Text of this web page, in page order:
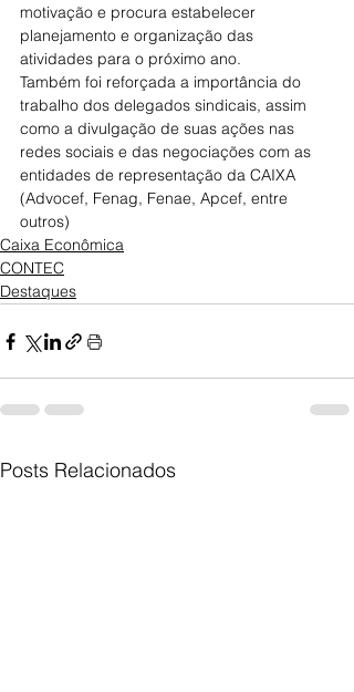
motivação e procura estabelecer
planejamento e organização das
atividades para o próximo ano.
Também foi reforçada a importância do
trabalho dos delegados sindicais, assim
como a divulgação de suas ações nas
redes sociais e das negociações com as
entidades de representação da CAIXA
(Advocef, Fenag, Fenae, Apcef, entre
outros)
Caixa Econômica
CONTEC
Destaques
Posts Relacionados